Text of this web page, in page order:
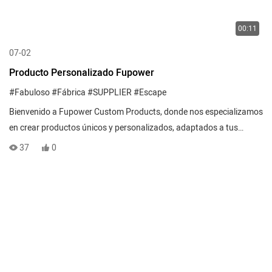
00:11
07-02
Producto Personalizado Fupower
#Fabuloso#Fábrica#SUPPLIER#Escape
Bienvenido a Fupower Custom Products, donde nos especializamos
en crear productos únicos y personalizados, adaptados a tus
necesidades específicas. Nuestros productos personalizados están
37 0